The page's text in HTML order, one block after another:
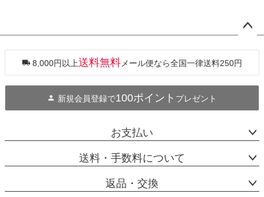
ジト
へ
8,000円以上送料無料 メール便なら全国一律送料250円
新規会員登録で100ポイント プレゼント
お支払い
送料・手数料について
返品・交換